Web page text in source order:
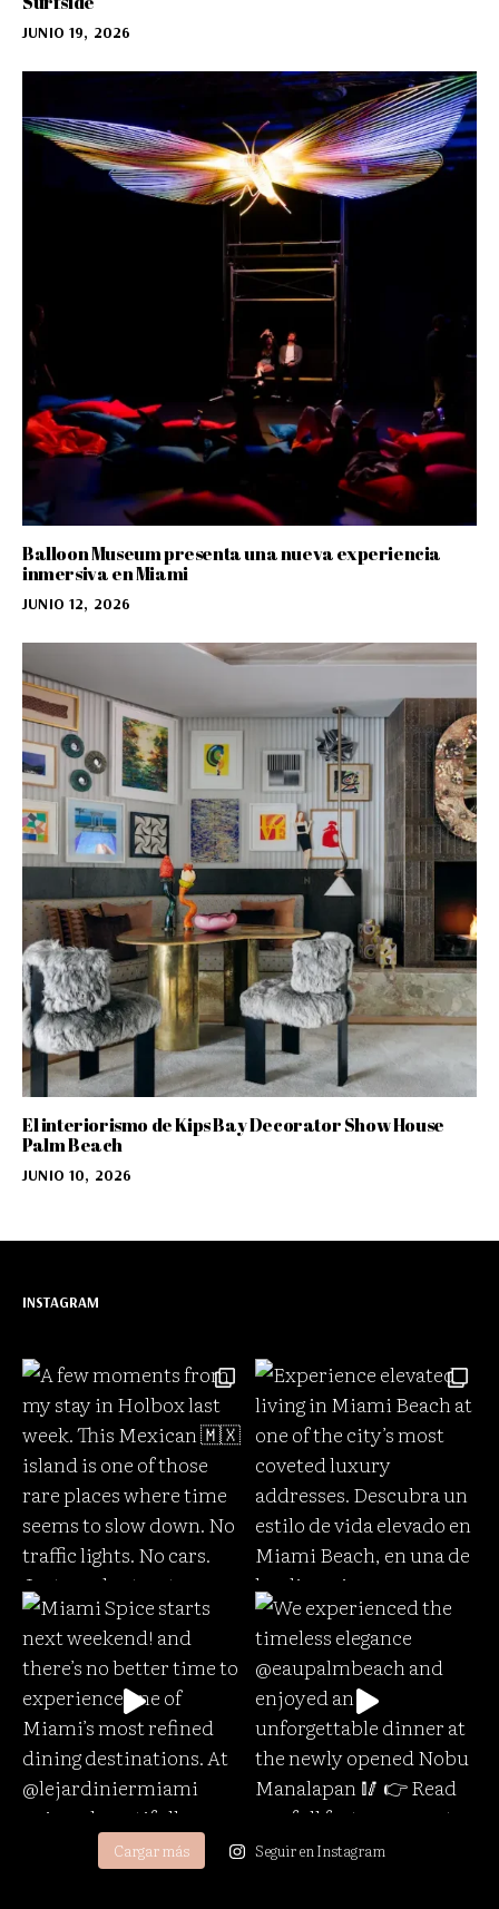
JUNIO 19, 2026
Balloon Museum presenta una nueva experiencia
inmersiva en Miami
JUNIO 12, 2026
El interiorismo de Kips Bay Decorator Show House
Palm Beach
JUNIO 10, 2026
INSTAGRAM
Cargar más Seguir en Instagram